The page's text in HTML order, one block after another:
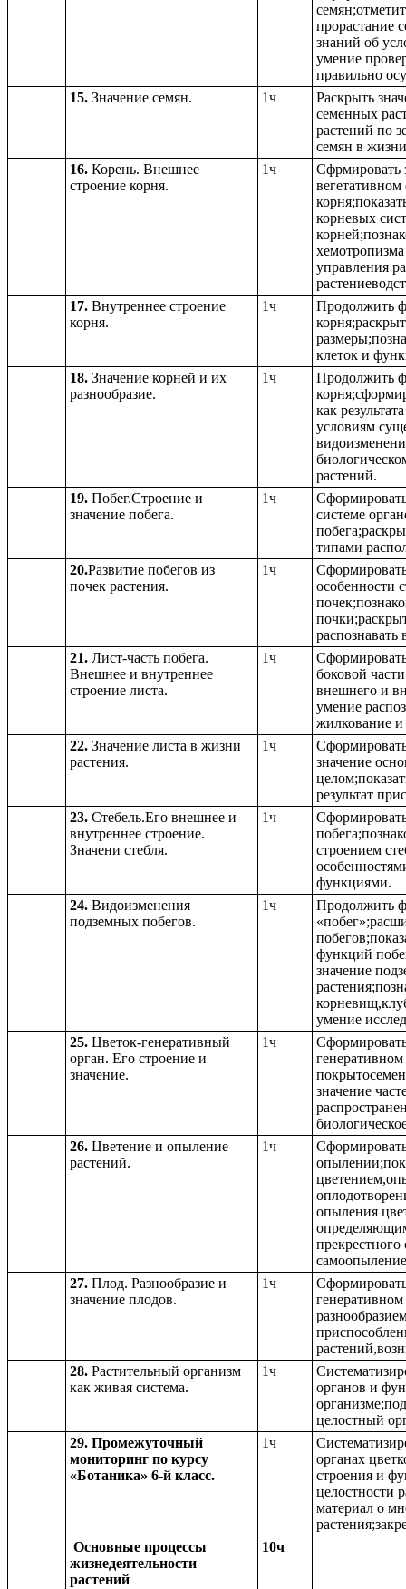
прорастание
знаний об
умение
правильно
15. Значение семян. 1ч
Раскрыть
семенных
растений по
семян в
16. Корень. Внешнее
строение корня.
1ч
Сфрмировать
корневых
управления
17. Внутреннее строение
корня.
1ч
Продолжить
клеток и
18. Значение корней и их
разнообразие.
1ч
Продолжить
как
условиям
растений.
19. Побег.Строение и
значение побега.
1ч
системе
типами
20.Развитие побегов из
почек растения.
1ч
особенности
21. Лист-часть побега.
Внешнее и внутреннее
строение листа.
1ч
боковой
внешнего и
умение
жилкование и
22. Значение листа в жизни
растения.
1ч
значение
результат
23. Стебель.Его внешнее и
внутреннее строение.
Значени стебля.
1ч
строением
функциями.
24. Видоизменения
подземных побегов.
1ч
Продолжить
функций
значение
умение
25. Цветок-генеративный
орган. Его строение и
значение.
1ч
значение
26. Цветение и опыление
растений.
1ч
опыления
27. Плод. Разнообразие и
значение плодов.
1ч
генеративном
28. Растительный организм
как живая система.
1ч
органов и
целостный
29. Промежуточный
мониторинг по курсу
«Ботаника» 6-й класс.
1ч
органах
строения и
целостности
материал о
Основные процессы
жизнедеятельности
растений
10ч